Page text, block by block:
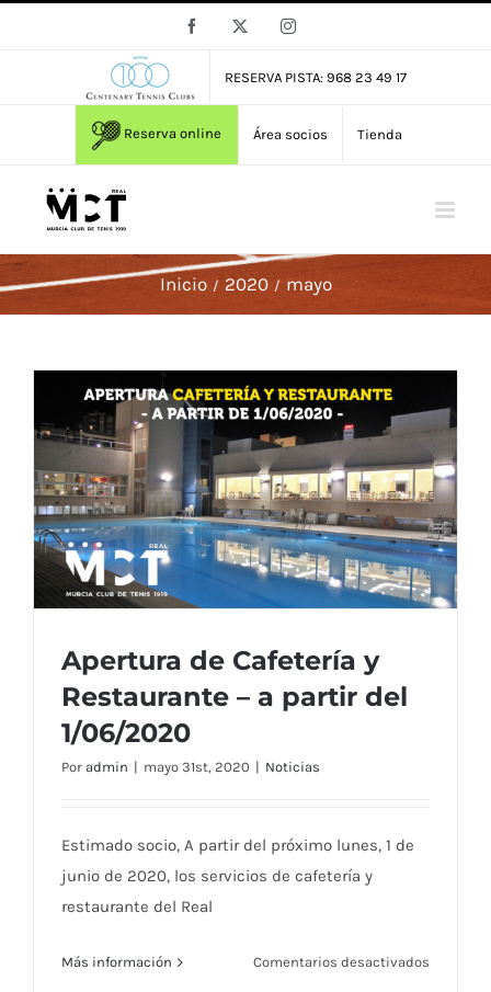
Facebook Instagram
RESERVA PISTA: 968 23 49 17
Reserva online Área socios Tienda
Inicio 2020 mayo
Apertura de Cafetería y Restaurante – a
partir del 1/06/2020
Apertura de Cafetería y
Restaurante – a partir del
1/06/2020
Por admin | mayo 31st, 2020 | Noticias
Estimado socio, A partir del próximo lunes, 1 de
junio de 2020, los servicios de cafetería y
restaurante del Real
Más información Comentarios desactivados